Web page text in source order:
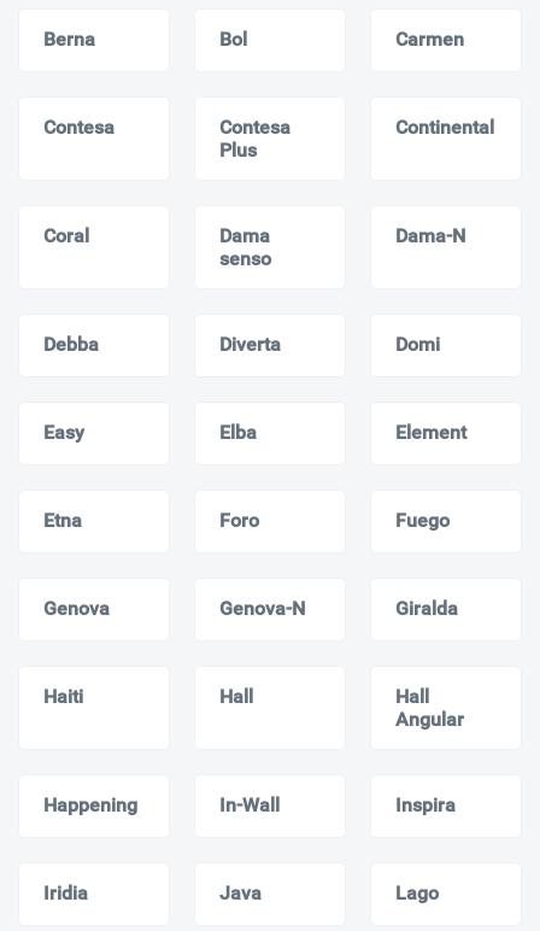
Berna Bol Carmen
Contesa
Contesa
Plus
Continental
Coral
Dama
senso
Dama-N
Debba Diverta Domi
Easy Elba Element
Etna Foro Fuego
Genova Genova-N Giralda
Haiti Hall
Hall
Angular
Happening In-Wall Inspira
Iridia Java Lago